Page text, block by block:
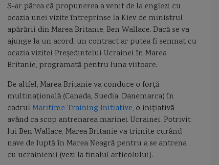
DM25 Locotenent Lupu Dinescu DM29 Locotenent Dimitrie Nicolescu
dragaj dragor dragor maritim clasa Musca drone
elicopter Ka-31R AEW&C ESSM etambou etrava
Eustatiu Sebastian Exocet MM40 Block 3 exploatarea sarii in Romania
Fincantieri
flota Marii Negre
Fortele Navale Romane Fregata Amiral Gorshkov
S-ar părea că propunerea a venit de la englezi cu
ocazia unei vizite întreprinse la Kiev de ministrul
apărării din Marea Britanie, Ben Wallace. Dacă se va
ajunge la un acord, un contract ar putea fi semnat cu
ocazia vizitei Președintelui Ucrainei în Marea
Britanie, programată pentru luna viitoare.
De altfel, Marea Britanie va conduce o forță
multinațională (Canada, Suedia, Danemarca) în
cadrul Maritime Training Initiative, o inițiativă
având ca scop antrenarea marinei Ucrainei. Potrivit
lui Ben Wallace, Marea Britanie va trimite curând
nave de luptă în Marea Neagră pentru a se antrena
cu ucrainienii (vezi la finalul articolului).